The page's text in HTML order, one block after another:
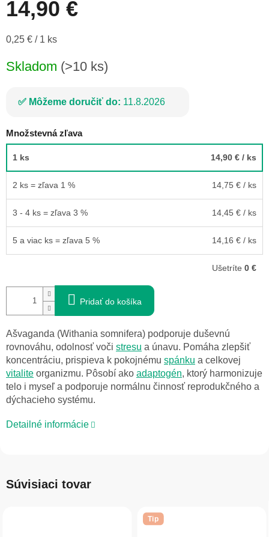
14,90 €
Jednotková
0,25 € / 1 ks
Skladom (>10 ks)
Môžeme doručiť do: 11.8.2026
Množstevná zľava
1 ks 14,90 € / ks
2 ks = zľava 1 % 14,75 € / ks
3 - 4 ks = zľava 3 % 14,45 € / ks
5 a viac ks = zľava 5 % 14,16 € / ks
Ušetríte 0 €
Pridať do košíka
Ašvaganda (Withania somnifera) podporuje duševnú
rovnováhu, odolnosť voči stresu a únavu. Pomáha zlepšiť
koncentráciu, prispieva k pokojnému spánku a celkovej
vitalite organizmu. Pôsobí ako adaptogén, ktorý harmonizuje
telo i myseľ a podporuje normálnu činnosť reprodukčného a
dýchacieho systému.
Detailné informácie
Súvisiaci tovar
Tip